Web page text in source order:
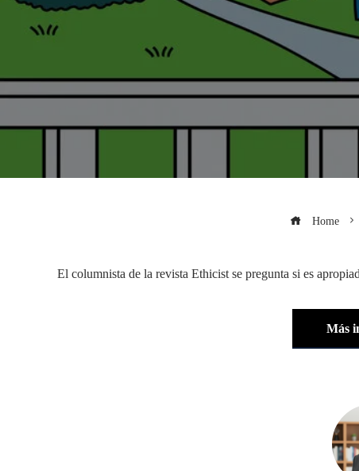
Home
El columnista de la revista Ethicist se pregunta si es
Más